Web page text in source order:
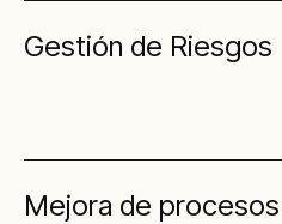
Gestión de Riesgos
Mejora de procesos